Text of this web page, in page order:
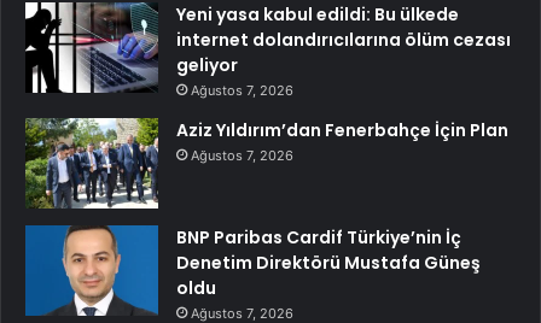
Yeni yasa kabul edildi: Bu ülkede
internet dolandırıcılarına ölüm cezası
geliyor
Ağustos 7, 2026
Aziz Yıldırım’dan Fenerbahçe İçin Plan
Ağustos 7, 2026
BNP Paribas Cardif Türkiye’nin İç
Denetim Direktörü Mustafa Güneş
oldu
Ağustos 7, 2026